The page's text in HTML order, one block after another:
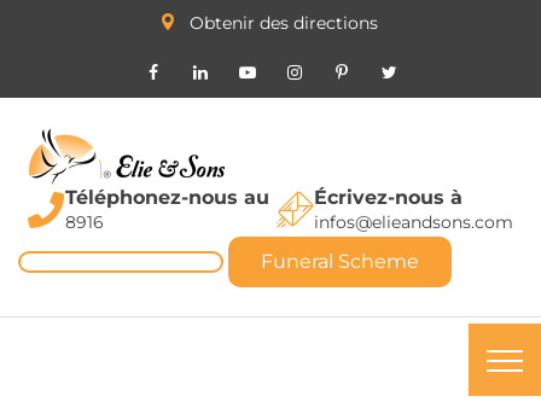
Obtenir des directions
Téléphonez-nous au
8916
Écrivez-nous à
infos@elieandsons.com
Funeral Scheme